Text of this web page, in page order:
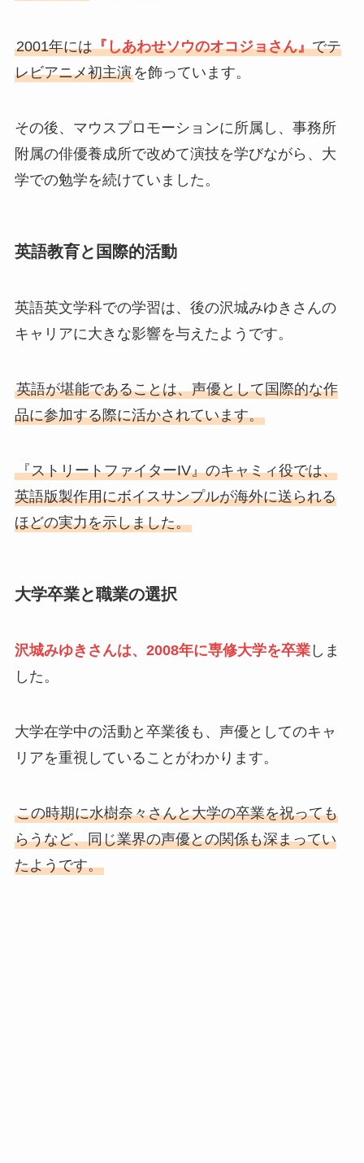
2001年には『しあわせソウのオコジョさん』でテ
レビアニメ初主演を飾っています。
その後、マウスプロモーションに所属し、事務所
附属の俳優養成所で改めて演技を学びながら、大
学での勉学を続けていました。
英語教育と国際的活動
英語英文学科での学習は、後の沢城みゆきさんの
キャリアに大きな影響を与えたようです。
英語が堪能であることは、声優として国際的な作
品に参加する際に活かされています。
『ストリートファイターIV』のキャミィ役では、
英語版製作用にボイスサンプルが海外に送られる
ほどの実力を示しました。
大学卒業と職業の選択
沢城みゆきさんは、2008年に専修大学を卒業しま
した。
大学在学中の活動と卒業後も、声優としてのキャ
リアを重視していることがわかります。
この時期に水樹奈々さんと大学の卒業を祝っても
らうなど、同じ業界の声優との関係も深まってい
たようです。